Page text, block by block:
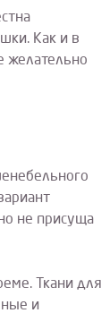
Как и в
желательно
не присуща
Ткани для
и